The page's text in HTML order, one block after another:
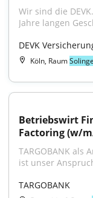
Wir sind die
Jahre langen
DEVK
Köln, Raum
Betriebswirt
Factoring (w/
TARGOBANK als
ist unser
TARGOBANK